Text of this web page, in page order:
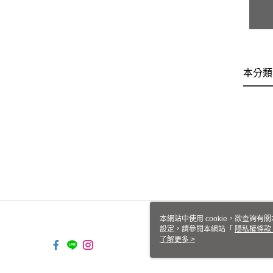
本分
本網站中使用 cookie，欲查詢有
設定，請參閱本網站「 隱私權條款
使用 cookie。
了解更多 >